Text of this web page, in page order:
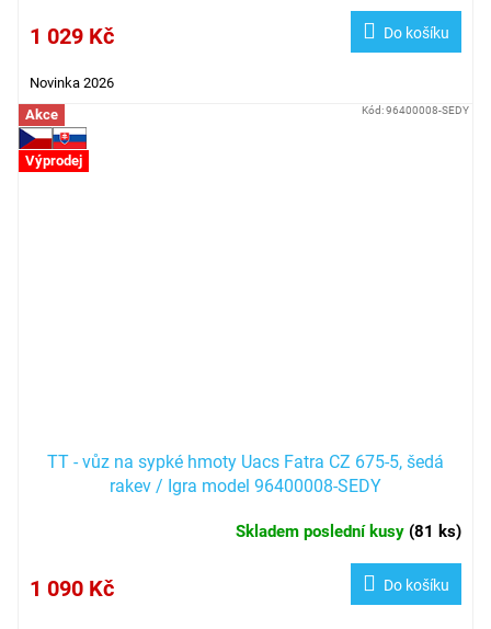
1 029 Kč Do košíku
Novinka 2026
Akce
Výprodej
TT - vůz na sypké hmoty Uacs Fatra CZ 675-5, šedá
rakev / Igra model 96400008-SEDY
Skladem poslední kusy (81 ks)
1 090 Kč Do košíku
Kód:96400008-SEDY